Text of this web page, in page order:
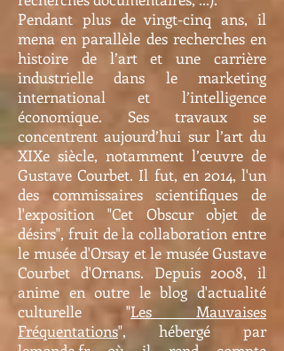
Pendant plus de vingt-cinq ans, il
mena en parallèle des recherches en
histoire de l’art et une carrière
industrielle dans le marketing
international et l’intelligence
économique. Ses travaux se
concentrent aujourd’hui sur l’art du
XIXe siècle, notamment l’œuvre de
Gustave Courbet. Il fut, en 2014, l'un
des commissaires scientifiques de
l'exposition "Cet Obscur objet de
désirs", fruit de la collaboration entre
le musée d'Orsay et le musée Gustave
Courbet d'Ornans. Depuis 2008, il
anime en outre le blog d'actualité
culturelle "Les Mauvaises
Fréquentations", hébergé par